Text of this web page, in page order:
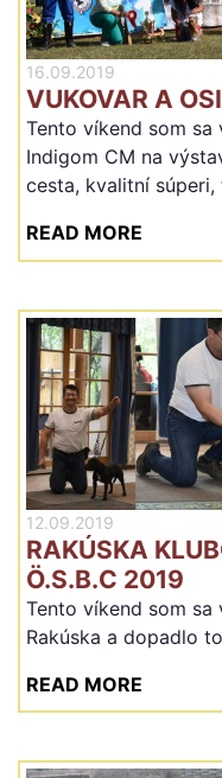
16.09.2019
VUKOVAR A
Tento víkend som sa
Indigom CM na
cesta, kvalitní
READ MORE
12.09.2019
RAKÚSKA
Ö.S.B.C 2019
Tento víkend som
Rakúska a dopadlo
READ MORE